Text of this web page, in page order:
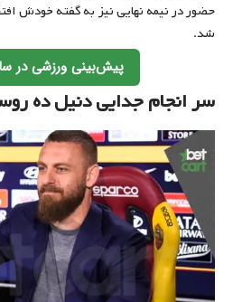
حضور در نیمه نهایی نیز به گفته خودش
شد.
پیش‌بینی ورزشی در
سر انجام جدایی دنیل ده